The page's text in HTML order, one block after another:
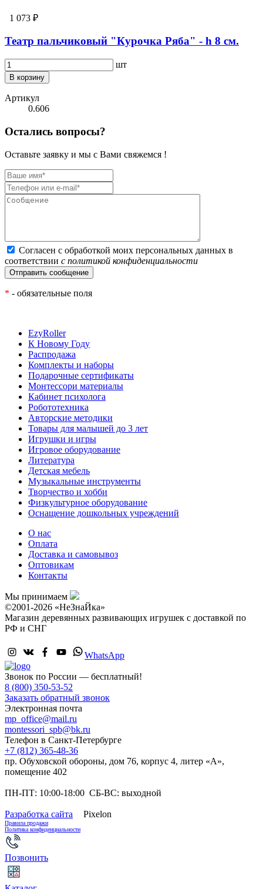
1 073 ₽
Театр пальчиковый "Курочка Ряба" - h 8 см.
шт
В корзину
Артикул
0.606
Остались вопросы?
Оставьте заявку и мы с Вами свяжемся !
Согласен с обработкой моих персональных данных в
соответствии с политикой конфиденциальности
* - обязательные поля
EzyRoller
К Новому Году
Распродажа
Комплекты и наборы
Подарочные сертификаты
Монтессори материалы
Кабинет психолога
Робототехника
Авторские методики
Товары для малышей до 3 лет
Игрушки и игры
Игровое оборудование
Литература
Детская мебель
Музыкальные инструменты
Творчество и хобби
Физкультурное оборудование
Оснащение дошкольных учреждений
О нас
Оплата
Доставка и самовывоз
Оптовикам
Контакты
Мы принимаем
©2001-2026 «НеЗнаЙка»
Магазин деревянных развивающих игрушек с доставкой по
РФ и СНГ
WhatsApp
Звонок по России — бесплатный!
8 (800) 350-53-52
Заказать обратный звонок
Электронная почта
mp_office@mail.ru
montessori_spb@bk.ru
Телефон в Санкт-Петербурге
+7 (812) 365-48-36
пр. Обуховской обороны, дом 76, корпус 4, литер «А»,
помещение 402
ПН-ПТ: 10:00-18:00 СБ-ВС: выходной
Разработка сайта Pixelon
Правила продажи
Политика конфиденциальности
Позвонить